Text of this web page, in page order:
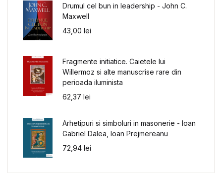
Drumul cel bun in leadership - John C.
Maxwell
43,00 lei
Fragmente initiatice. Caietele lui
Willermoz si alte manuscrise rare din
perioada iluminista
62,37 lei
Arhetipuri si simboluri in masonerie - Ioan
Gabriel Dalea, Ioan Prejmereanu
72,94 lei